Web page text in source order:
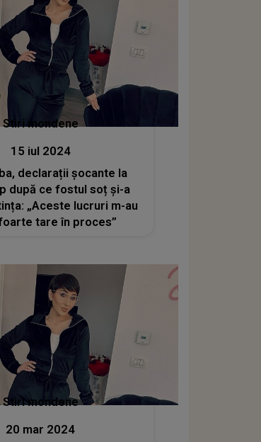
Stiri mondene
15 iul 2024
declarații șocante la
după ce fostul soț și-a
„Aceste lucruri m-au
tare în proces”
Stiri mondene
20 mar 2024